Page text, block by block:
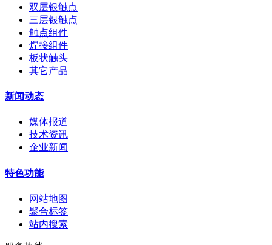
双层银触点
三层银触点
触点组件
焊接组件
板状触头
其它产品
新闻动态
媒体报道
技术资讯
企业新闻
特色功能
网站地图
聚合标签
站内搜索